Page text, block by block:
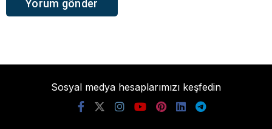
Sosyal medya hesaplarımızı keşfedin